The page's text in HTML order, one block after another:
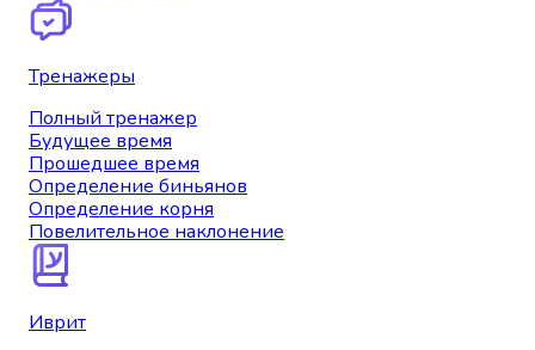
Тренажеры
Полный тренажер
Будущее время
Прошедшее время
Определение биньянов
Определение корня
Повелительное наклонение
Иврит